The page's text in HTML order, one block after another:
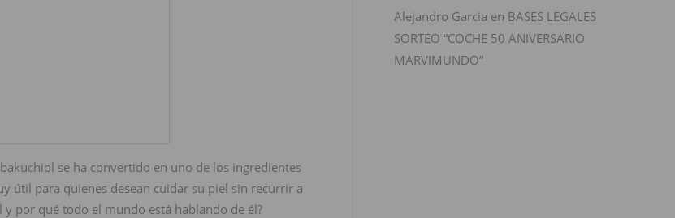
se ha convertido en uno de los ingredientes
útil para quienes desean cuidar su piel sin recurrir a
y por qué todo el mundo está hablando de él?
Alejandro Garcia en BASES LEGALES
SORTEO “COCHE 50 ANIVERSARIO
MARVIMUNDO”